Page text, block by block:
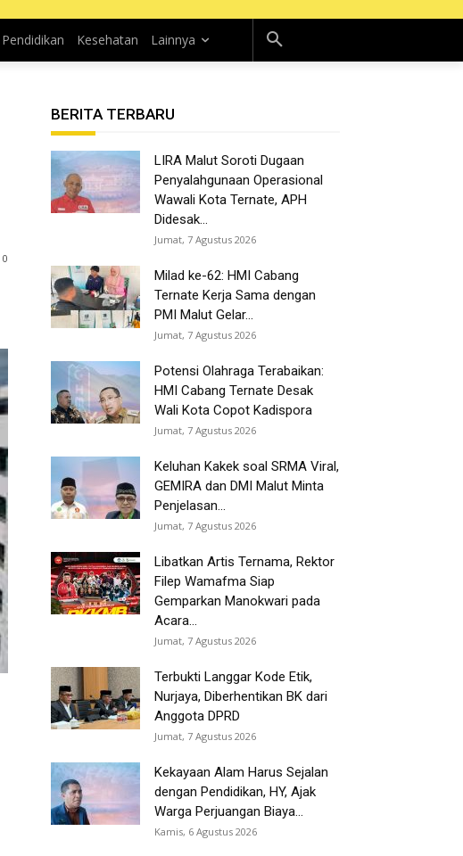
Pendidikan Kesehatan Lainnya
0
BERITA TERBARU
LIRA Malut Soroti Dugaan
Penyalahgunaan Operasional
Wawali Kota Ternate, APH
Didesak...
Jumat, 7 Agustus 2026
Milad ke-62: HMI Cabang
Ternate Kerja Sama dengan
PMI Malut Gelar...
Jumat, 7 Agustus 2026
Potensi Olahraga Terabaikan:
HMI Cabang Ternate Desak
Wali Kota Copot Kadispora
Jumat, 7 Agustus 2026
Keluhan Kakek soal SRMA Viral,
GEMIRA dan DMI Malut Minta
Penjelasan...
Jumat, 7 Agustus 2026
Libatkan Artis Ternama, Rektor
Filep Wamafma Siap
Gemparkan Manokwari pada
Acara...
Jumat, 7 Agustus 2026
Terbukti Langgar Kode Etik,
Nurjaya, Diberhentikan BK dari
Anggota DPRD
Jumat, 7 Agustus 2026
Kekayaan Alam Harus Sejalan
dengan Pendidikan, HY, Ajak
Warga Perjuangan Biaya...
Kamis, 6 Agustus 2026